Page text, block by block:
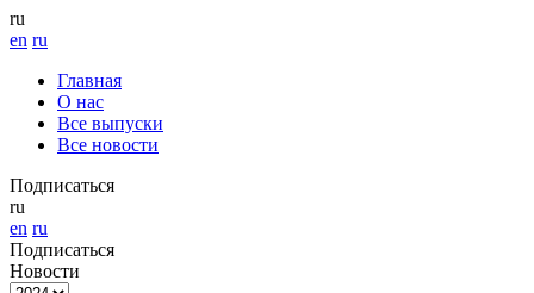
ru
en ru
Главная
О нас
Все выпуски
Все новости
Подписаться
ru
en ru
Подписаться
Новости